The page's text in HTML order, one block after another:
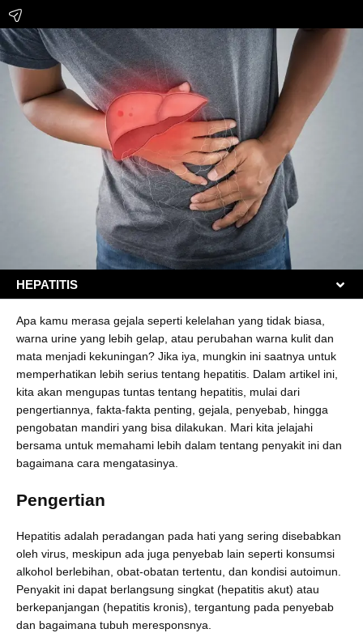
HEPATITIS
Apa kamu merasa gejala seperti kelelahan yang tidak biasa,
warna urine yang lebih gelap, atau perubahan warna kulit dan
mata menjadi kekuningan? Jika iya, mungkin ini saatnya untuk
memperhatikan lebih serius tentang hepatitis. Dalam artikel ini,
kita akan mengupas tuntas tentang hepatitis, mulai dari
pengertiannya, fakta-fakta penting, gejala, penyebab, hingga
pengobatan mandiri yang bisa dilakukan. Mari kita jelajahi
bersama untuk memahami lebih dalam tentang penyakit ini dan
bagaimana cara mengatasinya.
Pengertian
Hepatitis adalah peradangan pada hati yang sering disebabkan
oleh virus, meskipun ada juga penyebab lain seperti konsumsi
alkohol berlebihan, obat-obatan tertentu, dan kondisi autoimun.
Penyakit ini dapat berlangsung singkat (hepatitis akut) atau
berkepanjangan (hepatitis kronis), tergantung pada penyebab
dan bagaimana tubuh meresponsnya.